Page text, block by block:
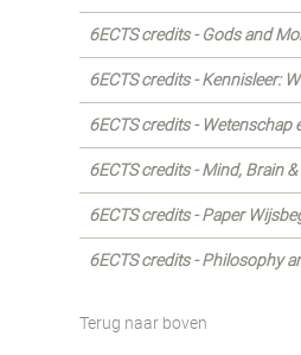
6ECTS credits - Gods and
6ECTS credits - Kennisleer:
6ECTS credits - Wetenschap
6ECTS credits - Mind, Brain
6ECTS credits - Paper
6ECTS credits - Philosophy
Terug naar boven